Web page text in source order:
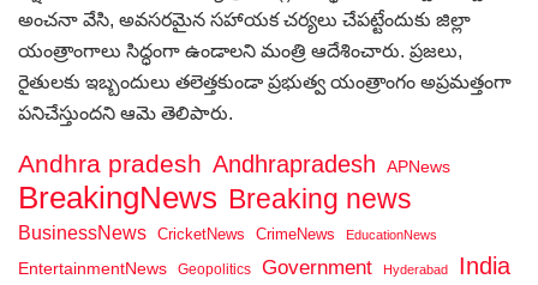
అంచనా వేసి, అవసరమైన సహాయక చర్యలు చేపట్టేందుకు జిల్లా
యంత్రాంగాలు సిద్ధంగా ఉండాలని మంత్రి ఆదేశించారు. ప్రజలు,
రైతులకు ఇబ్బందులు తలెత్తకుండా ప్రభుత్వ యంత్రాంగం అప్రమత్తంగా
పనిచేస్తుందని ఆమె తెలిపారు.
Andhra pradesh Andhrapradesh APNews
BreakingNews Breaking news
BusinessNews CricketNews CrimeNews EducationNews
EntertainmentNews Geopolitics Government Hyderabad India